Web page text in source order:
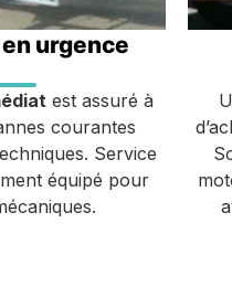
urgence
est assuré à
courantes
Service
équipé pour